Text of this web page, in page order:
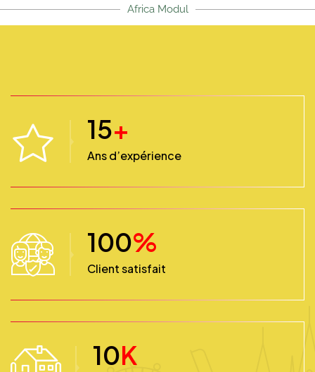
Africa Modul
15+
Ans d’expérience
100%
Client satisfait
10K